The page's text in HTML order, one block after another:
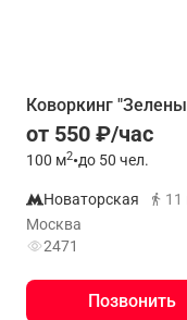
Коворкинг
от 550 ₽/час
100 м2•до 50 чел.
Новаторская
11
Москва
2471
Позвонить